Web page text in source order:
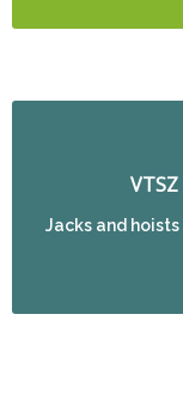
Jacks and